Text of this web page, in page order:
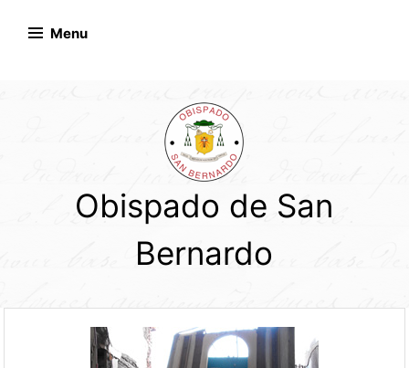
Menu
Obispado de San
Bernardo